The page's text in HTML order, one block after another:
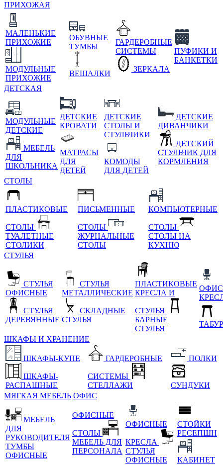
ПРИХОЖАЯ
МАЛЕНЬКИЕ
ПРИХОЖИЕ
МОДУЛЬНЫЕ
ПРИХОЖИЕ
ОБУВНЫЕ
ТУМБЫ
ВЕШАЛКИ
ГАРДЕРОБНЫЕ
СИСТЕМЫ
ЗЕРКАЛА
ПУФИКИ И
БАНКЕТКИ
ДЕТСКАЯ
МОДУЛЬНЫЕ
ДЕТСКИЕ
МЕБЕЛЬ
ДЛЯ
ШКОЛЬНИКА
ДЕТСКИЕ
КРОВАТИ
МАТРАСЫ
ДЛЯ
ДЕТЕЙ
ДЕТСКИЕ
СТОЛЫ И
СТУЛЬЧИКИ
КОМОДЫ
ДЛЯ ДЕТЕЙ
ДЕТСКИЕ
ДИВАНЧИКИ
ДЕТСКИЙ
СТУЛЬЧИК ДЛЯ
КОРМЛЕНИЯ
СТОЛЫ
ПЛАСТИКОВЫЕ
СТОЛЫ
ТУАЛЕТНЫЕ
СТОЛИКИ
ПИСЬМЕННЫЕ
СТОЛЫ
ЖУРНАЛЬНЫЕ
СТОЛЫ
КОМПЬЮТЕРНЫЕ
СТОЛЫ
СТОЛЫ НА
КУХНЮ
СТУЛЬЯ
СТУЛЬЯ
ОФИСНЫЕ
СТУЛЬЯ
ДЕРЕВЯННЫЕ
СТУЛЬЯ
МЕТАЛЛИЧЕСКИЕ
СКЛАДНЫЕ
СТУЛЬЯ
ПЛАСТИКОВЫЕ
КРЕСЛА И
СТУЛЬЯ
БАРНЫЕ
СТУЛЬЯ
ШКАФЫ И ХРАНЕНИЕ
ШКАФЫ-КУПЕ
ШКАФЫ-
РАСПАШНЫЕ
ГАРДЕРОБНЫЕ
СИСТЕМЫ
СТЕЛЛАЖИ
ПОЛКИ
СУНДУКИ
МЯГКАЯ МЕБЕЛЬ ОФИС
МЕБЕЛЬ
ДЛЯ
РУКОВОДИТЕЛЯ
ТУМБЫ
ОФИСНЫЕ
ОФИСНЫЕ
СТОЛЫ
МЕБЕЛЬ ДЛЯ
ПЕРСОНАЛА
ОФИСНЫЕ
КРЕСЛА
СТУЛЬЯ
ОФИСНЫЕ
СТОЙКИ
РЕСЕПШН
КАБИНЕТ